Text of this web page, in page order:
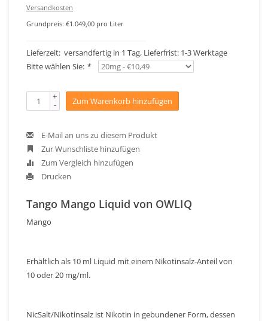
Versandkosten
Grundpreis: €1.049,00 pro Liter
Lieferzeit: versandfertig in 1 Tag, Lieferfrist: 1-3 Werktage
Bitte wählen Sie: *
+
- Zum Warenkorb hinzufügen
E-Mail an uns zu diesem Produkt
Zur Wunschliste hinzufügen
Zum Vergleich hinzufügen
Drucken
Tango Mango Liquid von OWLIQ
Mango
Erhältlich als 10 ml Liquid mit einem Nikotinsalz-Anteil von
10 oder 20 mg/ml.
NicSalt/Nikotinsalz ist Nikotin in gebundener Form, dessen